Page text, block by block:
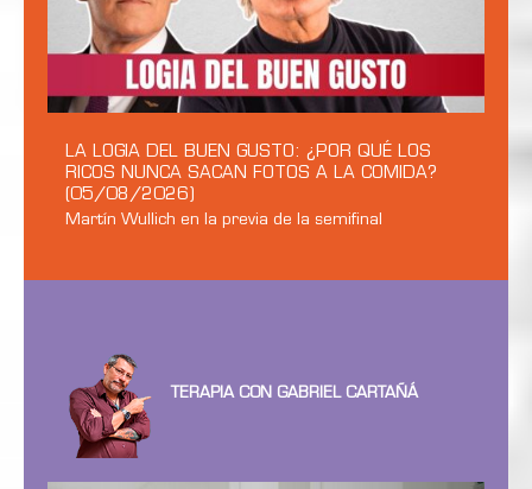
LA LOGIA DEL BUEN GUSTO: ¿POR QUÉ LOS
RICOS NUNCA SACAN FOTOS A LA COMIDA?
(05/08/2026)
Martín Wullich en la previa de la semifinal
TERAPIA CON GABRIEL CARTAÑÁ